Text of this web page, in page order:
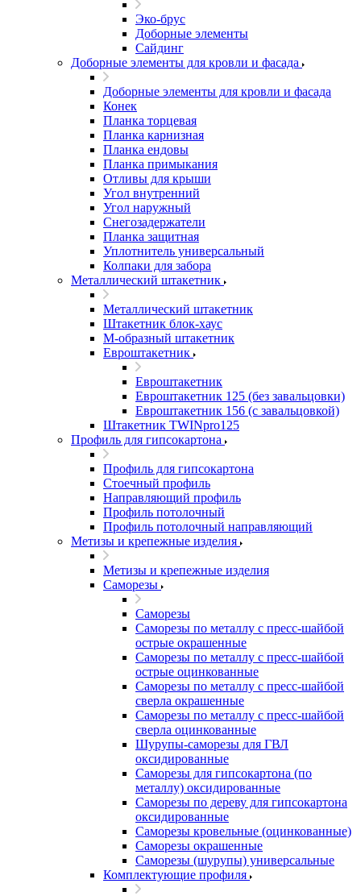
Эко-брус
Доборные элементы
Сайдинг
Доборные элементы для кровли и фасада
Доборные элементы для кровли и фасада
Конек
Планка торцевая
Планка карнизная
Планка ендовы
Планка примыкания
Отливы для крыши
Угол внутренний
Угол наружный
Снегозадержатели
Планка защитная
Уплотнитель универсальный
Колпаки для забора
Металлический штакетник
Металлический штакетник
Штакетник блок-хаус
М-образный штакетник
Евроштакетник
Евроштакетник
Евроштакетник 125 (без завальцовки)
Евроштакетник 156 (с завальцовкой)
Штакетник TWINpro125
Профиль для гипсокартона
Профиль для гипсокартона
Стоечный профиль
Направляющий профиль
Профиль потолочный
Профиль потолочный направляющий
Метизы и крепежные изделия
Метизы и крепежные изделия
Саморезы
Саморезы
Саморезы по металлу с пресс-шайбой
острые окрашенные
Саморезы по металлу с пресс-шайбой
острые оцинкованные
Саморезы по металлу с пресс-шайбой
сверла окрашенные
Саморезы по металлу с пресс-шайбой
сверла оцинкованные
Шурупы-саморезы для ГВЛ
оксидированные
Саморезы для гипсокартона (по
металлу) оксидированные
Саморезы по дереву для гипсокартона
оксидированные
Саморезы кровельные (оцинкованные)
Саморезы окрашенные
Саморезы (шурупы) универсальные
Комплектующие профиля